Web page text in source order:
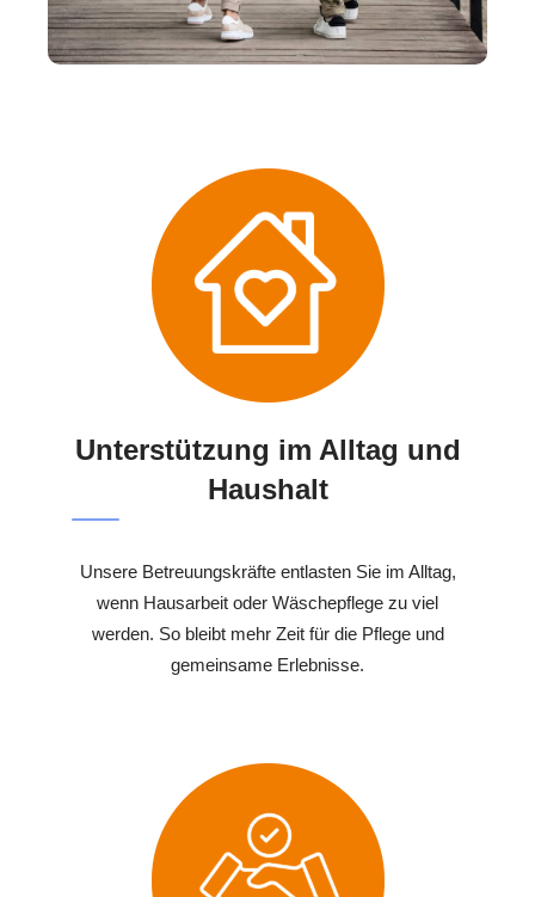
Unterstützung im Alltag und
Haushalt
Unsere Betreuungskräfte entlasten Sie im Alltag,
wenn Hausarbeit oder Wäschepflege zu viel
werden. So bleibt mehr Zeit für die Pflege und
gemeinsame Erlebnisse.